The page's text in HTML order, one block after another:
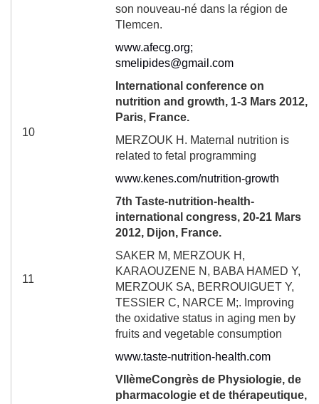
son nouveau-né dans la région de
Tlemcen.
www.afecg.org;
smelipides@gmail.com
10
International conference on
nutrition and growth, 1-3 Mars 2012,
Paris, France.
MERZOUK H. Maternal nutrition is
related to fetal programming
www.kenes.com/nutrition-growth
11
7th Taste-nutrition-health-
international congress, 20-21 Mars
2012, Dijon, France.
SAKER M, MERZOUK H,
KARAOUZENE N, BABA HAMED Y,
MERZOUK SA, BERROUIGUET Y,
TESSIER C, NARCE M;. Improving
the oxidative status in aging men by
fruits and vegetable consumption
www.taste-nutrition-health.com
VII èmeCongrès de Physiologie, de
pharmacologie et de thérapeutique,